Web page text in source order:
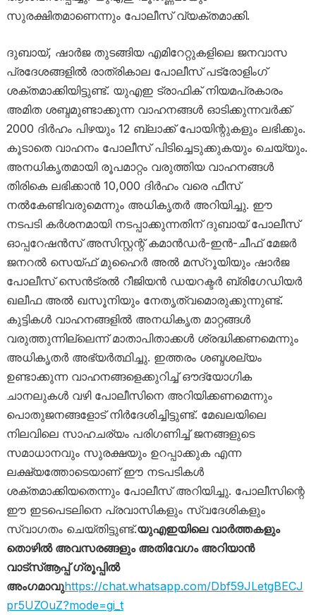
സുരക്ഷിതമാണെന്നും പോലീസ് വ്യക്തമാക്കി.
ദുബായ്, ഷാർജ തുടങ്ങിയ എമിറേറ്റുകളിലെ ജനവാസ
പ്രദേശങ്ങളിൽ രാത്രികാല പോലീസ് പട്രോളിംഗ്
ശക്തമാക്കിയിട്ടുണ്ട്. യുഎഇ ട്രാഫിക് നിയമപ്രകാരം
അമിത ശബ്ദമുണ്ടാക്കുന്ന വാഹനങ്ങൾ ഓടിക്കുന്നവർക്ക്
2000 ദിർഹം പിഴയും 12 ബ്ലാക്ക് പോയിന്റുകളും ലഭിക്കും.
കൂടാതെ വാഹനം പോലീസ് പിടിച്ചെടുക്കുകയും ചെയ്യും.
അനധികൃതമായി രൂപമാറ്റം വരുത്തിയ വാഹനങ്ങൾ
തിരികെ ലഭിക്കാൻ 10,000 ദിർഹം വരെ ഫീസ്
നൽകേണ്ടിവരുമെന്നും അധികൃതർ അറിയിച്ചു. ഈ
നടപടി കർശനമായി നടപ്പാക്കുന്നതിന് ദുബായ് പോലീസ്
ഓപ്പറേഷൻസ് അസിസ്റ്റന്റ് കമാൻഡർ-ഇൻ-ചീഫ് മേജർ
ജനറൽ സെയ്ഫ് മുഹൈർ അൽ മസ്‌റൂയിയും ഷാർജ
പോലീസ് സെൻട്രൽ റീജിയൻ ഡയറക്ടർ ബ്രിഗേഡിയർ
ഖലീഫ അൽ ഖസൂനിയും നേതൃത്വമൊരുക്കുന്നുണ്ട്.
കുട്ടികൾ വാഹനങ്ങളിൽ അനധികൃത മാറ്റങ്ങൾ
വരുത്തുന്നില്ലെന്ന് മാതാപിതാക്കൾ ശ്രദ്ധിക്കണമെന്നും
അധികൃതർ അഭ്യർത്ഥിച്ചു. ഇത്തരം ശബ്ദശല്യം
ഉണ്ടാക്കുന്ന വാഹനങ്ങളെക്കുറിച്ച് ഔദ്യോഗിക
ചാനലുകൾ വഴി പോലീസിനെ അറിയിക്കണമെന്നും
പൊതുജനങ്ങളോട് നിർദേശിച്ചിട്ടുണ്ട്. മേഖലയിലെ
നിലവിലെ സാഹചര്യം പരിഗണിച്ച് ജനങ്ങളുടെ
സമാധാനവും സുരക്ഷയും ഉറപ്പാക്കുക എന്ന
ലക്ഷ്യത്തോടെയാണ് ഈ നടപടികൾ
ശക്തമാക്കിയതെന്നും പോലീസ് അറിയിച്ചു. പോലീസിന്റെ
ഈ ഇടപെടലിനെ പ്രവാസികളും സ്വദേശികളും
സ്വാഗതം ചെയ്തിട്ടുണ്ട്.യുഎഇയിലെ വാർത്തകളും
തൊഴിൽ അവസരങ്ങളും അതിവേഗം അറിയാൻ
വാട്സ്ആപ്പ് ഗ്രൂപ്പിൽ
അംഗമാവുhttps://chat.whatsapp.com/Dbf59JLetgBECJ
pr5UZOuZ?mode=gi_t